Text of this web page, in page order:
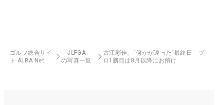
ゴルフ総合サイ
ト ALBA Net
「JLPGA」
の写真一覧
古江彩佳、“何かが違った”最終日 プ
ロ1勝目は8月以降にお預け